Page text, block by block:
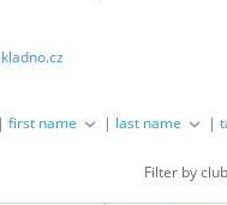
|first name | last name |
Filter by